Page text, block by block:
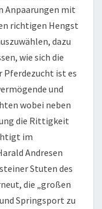
Anpaarungen mit
richtigen Hengst
dazu
wie sich die
Pferdezucht ist es
und
wobei neben
die Rittigkeit
im
Andresen
Stuten des
die „großen
Springsport zu